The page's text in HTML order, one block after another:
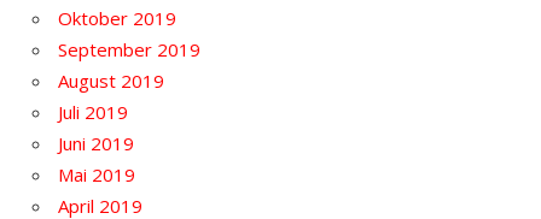
Oktober 2019
September 2019
August 2019
Juli 2019
Juni 2019
Mai 2019
April 2019